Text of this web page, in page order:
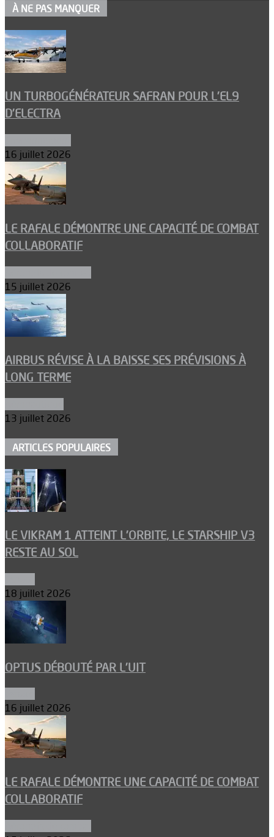
À NE PAS MANQUER
UN TURBOGÉNÉRATEUR SAFRAN POUR L’EL9
D’ELECTRA
16 juillet 2026
LE RAFALE DÉMONTRE UNE CAPACITÉ DE COMBAT
COLLABORATIF
15 juillet 2026
AIRBUS RÉVISE À LA BAISSE SES PRÉVISIONS À
LONG TERME
13 juillet 2026
ARTICLES POPULAIRES
LE VIKRAM 1 ATTEINT L’ORBITE, LE STARSHIP V3
RESTE AU SOL
18 juillet 2026
OPTUS DÉBOUTÉ PAR L’UIT
16 juillet 2026
LE RAFALE DÉMONTRE UNE CAPACITÉ DE COMBAT
COLLABORATIF